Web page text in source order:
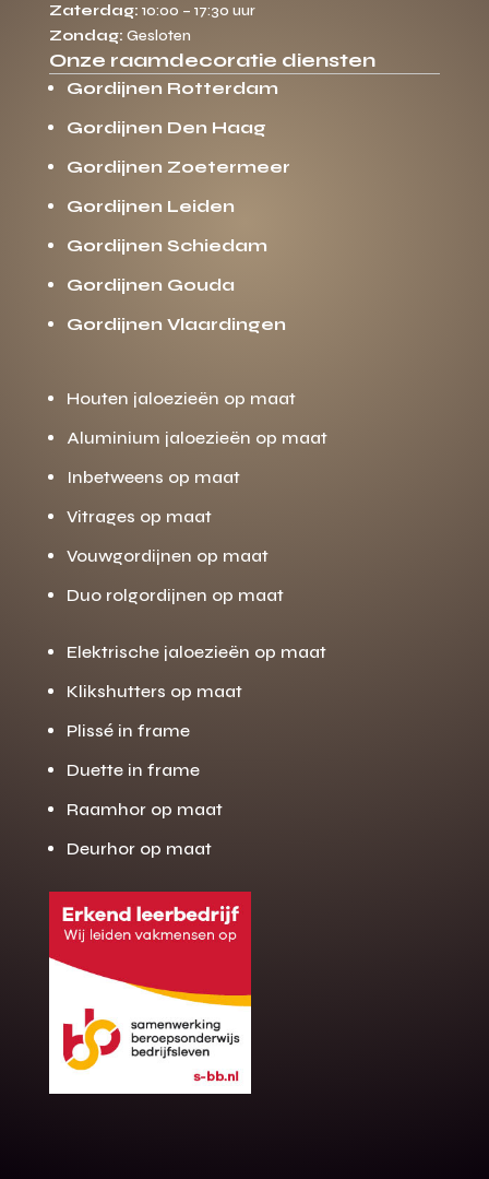
Gratis offerte
op maat?
Binnen 24 uur jouw gratis offerte
10 jaar garantie op de montage
Zaterdag: 10:00 – 17:30 uur
Zondag: Gesloten
Onze raamdecoratie diensten
Gordijnen Rotterdam
Gordijnen Den Haag
Gordijnen Zoetermeer
Gordijnen Leiden
Gordijnen Schiedam
Gordijnen Gouda
Gordijnen Vlaardingen
Houten jaloezieën op maat
Aluminium jaloezieën op maat
Inbetweens op maat
Vitrages op maat
Vouwgordijnen op maat
Duo rolgordijnen op maat
Elektrische jaloezieën op maat
Klikshutters op maat
Plissé in frame
Duette in frame
Raamhor op maat
Deurhor op maat